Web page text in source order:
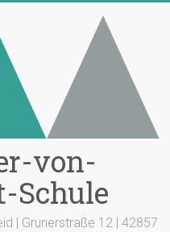
von-
Schule
| Grunerstraße 12 | 42857